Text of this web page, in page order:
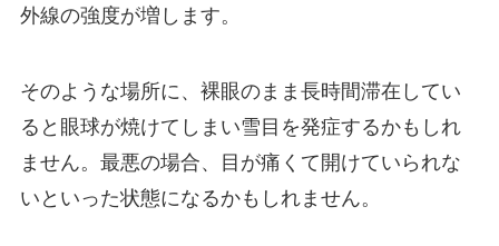
外線の強度が増します。
そのような場所に、裸眼のまま長時間滞在してい
ると眼球が焼けてしまい雪目を発症するかもしれ
ません。最悪の場合、目が痛くて開けていられな
いといった状態になるかもしれません。